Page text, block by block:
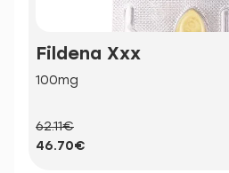
Fildena Xxx
100mg
62.11€
46.70€